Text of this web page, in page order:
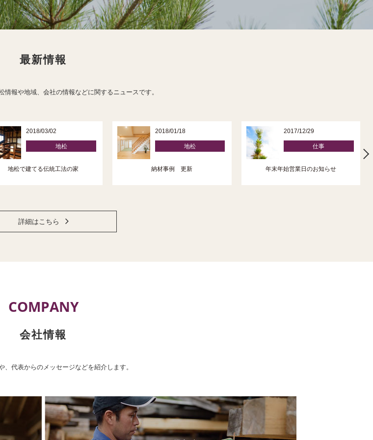
最新情報
情報や地域、会社の情報などに関するニュースです。
2018/03/02
地松
地松で建てる伝統工法の家
2018/01/18
地松
納材事例 更新
2017/12/29
仕事
年末年始営業日のお知らせ
詳細はこちら
COMPANY
会社情報
、代表からのメッセージなどを紹介します。